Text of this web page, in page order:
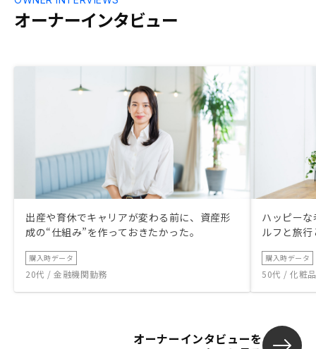
オーナーインタビュー
出産や育休でキャリアが変わる前に、資産形
成の“仕組み”を作っておきたかった。
購入時データ
20代 / 金融機関勤務
ハッピー
ルフと旅
購入時データ
50代 / 化粧
オーナーインタビューを